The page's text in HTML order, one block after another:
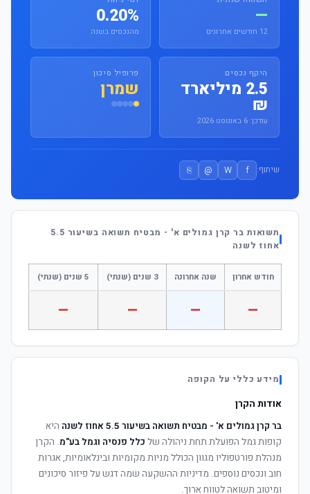
—
12 חודשים אחרונים
0.20%
מהנכסים בשנה
היקף נכסים
2.5 מיליארד
₪
עודכן: 6 באוגוסט 2026
פרופיל סיכון
שמרן
שיתוף: f
W
@
⎘
תשואות בר קרן גמולים א' - מבטיח תשואה בשיעור 5.5
אחוז לשנה
חודש אחרון שנה אחרונה 3 שנים (שנתי) 5 שנים (שנתי)
—
—
—
—
מידע כללי על הקופה
אודות הקרן
בר קרן גמולים א' - מבטיח תשואה בשיעור 5.5 אחוז לשנה
היא
קופות גמל הפועלת תחת ניהולה של כלל פנסיה וגמל בע"מ. הקרן
מנהלת פורטפוליו מגוון הכולל מניות מקומיות ובינלאומיות, אגרות
חוב ונכסים נוספים. מדיניות ההשקעה שמה דגש על פיזור סיכונים
ומיטוב תשואה לטווח ארוך.